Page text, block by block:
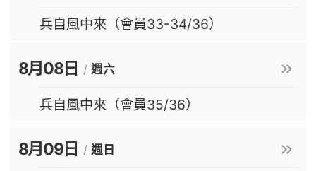
兵自風中來（會員33-34/36）
8月08日 / 週六
兵自風中來（會員35/36）
8月09日 / 週日